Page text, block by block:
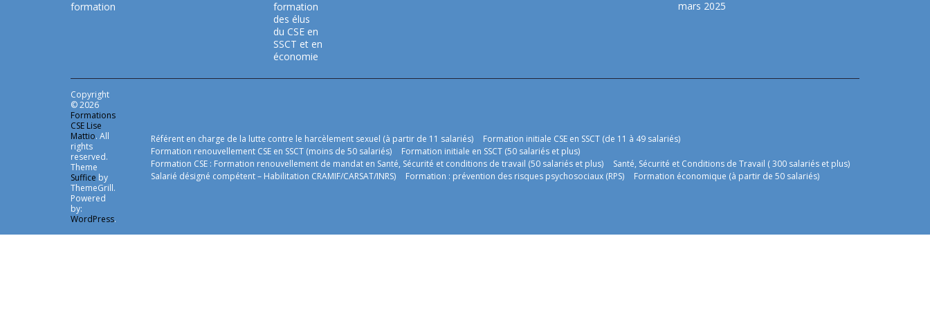
formation
formation
des élus
du CSE en
SSCT et en
économie
mars 2025
Copyright
© 2026
Formations
CSE Lise
Mattio. All
rights
reserved.
Theme
Suffice by
ThemeGrill.
Powered
by:
WordPress.
Référent en charge de la lutte contre le harcèlement sexuel (à partir de 11 salariés)
Formation initiale CSE en SSCT (de 11 à 49 salariés)
Formation renouvellement CSE en SSCT (moins de 50 salariés)
Formation initiale en SSCT (50 salariés et plus)
Formation CSE : Formation renouvellement de mandat en Santé, Sécurité et conditions de travail (50 salariés et plus)
Santé, Sécurité et Conditions de Travail ( 300 salariés et plus)
Salarié désigné compétent – Habilitation CRAMIF/CARSAT/INRS)
Formation : prévention des risques psychosociaux (RPS) Formation économique (à partir de 50 salariés)